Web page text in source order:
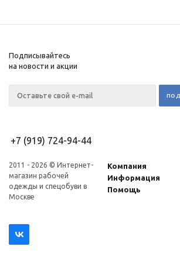
Подписывайтесь
на новости и акции
+7 (919) 724-94-44
2011 - 2026 © Интернет-
магазин рабочей
одежды и спецобуви в
Москве
Компания
Информация
Помощь